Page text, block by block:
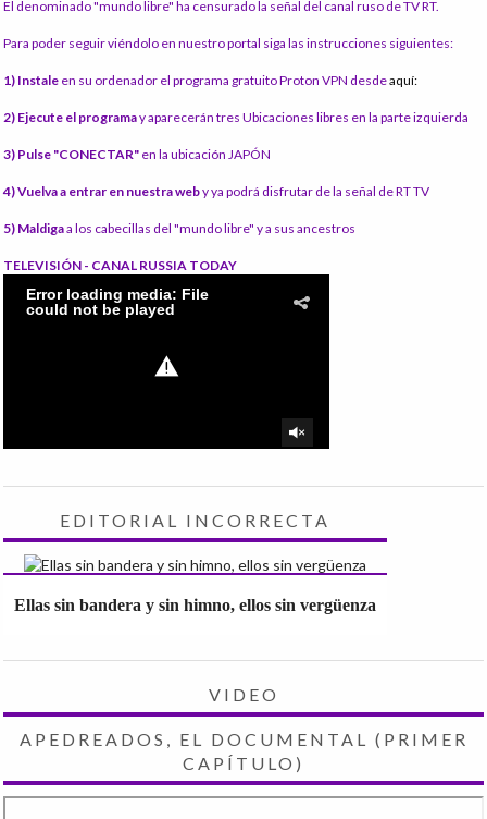
El denominado "mundo libre" ha censurado la señal del canal ruso de TV RT.
Para poder seguir viéndolo en nuestro portal siga las instrucciones siguientes:
1) Instale en su ordenador el programa gratuito Proton VPN desdeaquí:
2) Ejecute el programay aparecerán tres Ubicaciones libres en la parte izquierda
3) Pulse "CONECTAR" en la ubicación JAPÓN
4) Vuelva a entrar en nuestra weby ya podrá disfrutar de la señal de RT TV
5) Maldigaa los cabecillas del "mundo libre" y a sus ancestros
TELEVISIÓN - CANAL RUSSIA TODAY
EDITORIAL INCORRECTA
Ellas sin bandera y sin himno, ellos sin vergüenza
VIDEO
APEDREADOS, EL DOCUMENTAL (PRIMER
CAPÍTULO)